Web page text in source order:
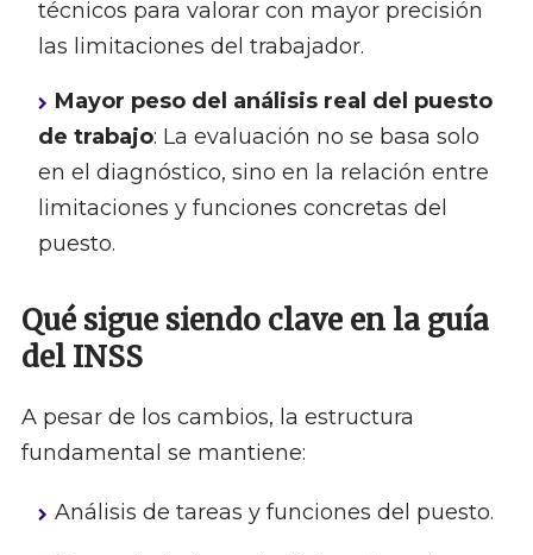
técnicos para valorar con mayor precisión
las limitaciones del trabajador.
Mayor peso del análisis real del puesto
de trabajo: La evaluación no se basa solo
en el diagnóstico, sino en la relación entre
limitaciones y funciones concretas del
puesto.
Qué sigue siendo clave en la guía
del INSS
A pesar de los cambios, la estructura
fundamental se mantiene:
Análisis de tareas y funciones del puesto.